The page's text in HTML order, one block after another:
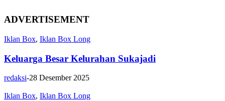
ADVERTISEMENT
Iklan Box, Iklan Box Long
Keluarga Besar Kelurahan Sukajadi
redaksi-28 Desember 2025
Iklan Box, Iklan Box Long